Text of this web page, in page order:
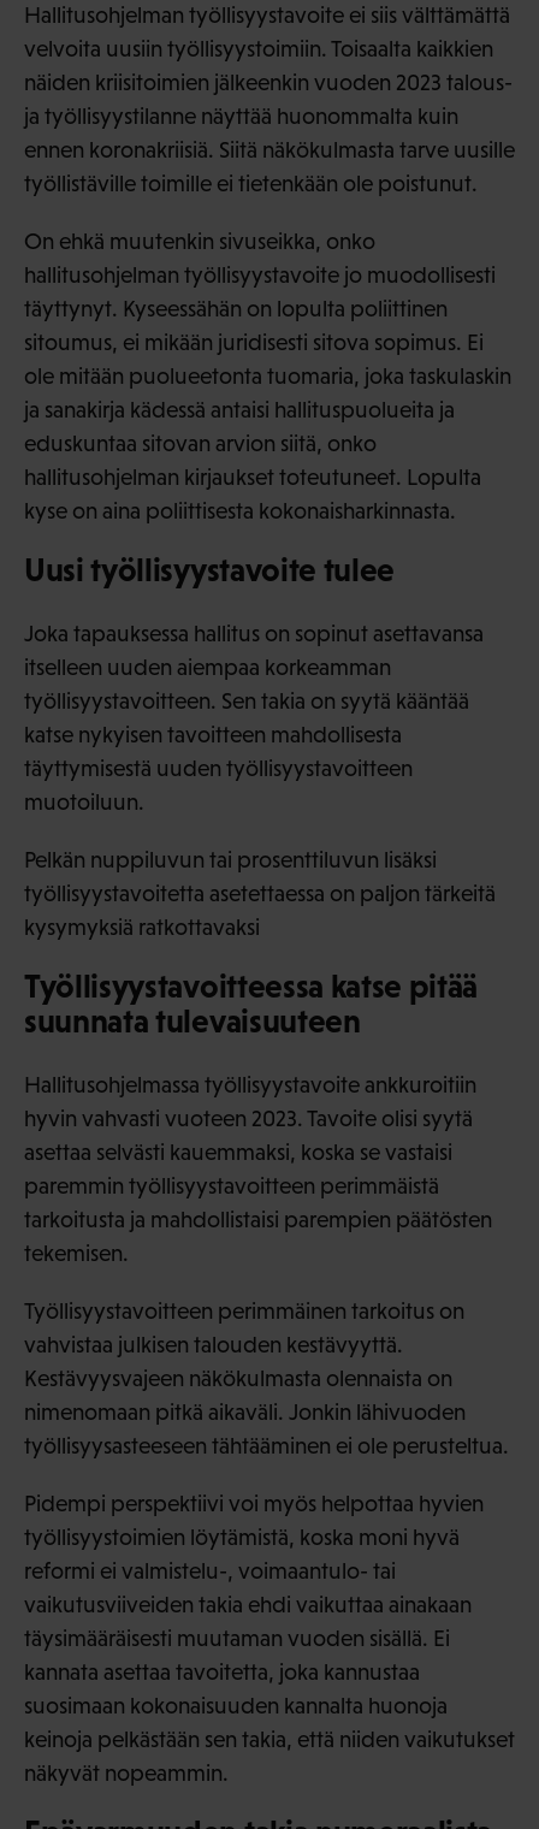
Hallitusohjelman työllisyystavoite ei siis välttämättä
velvoita uusiin työllisyystoimiin. Toisaalta kaikkien
näiden kriisitoimien jälkeenkin vuoden 2023 talous-
ja työllisyystilanne näyttää huonommalta kuin
ennen koronakriisiä. Siitä näkökulmasta tarve uusille
työllistäville toimille ei tietenkään ole poistunut.
On ehkä muutenkin sivuseikka, onko
hallitusohjelman työllisyystavoite jo muodollisesti
täyttynyt. Kyseessähän on lopulta poliittinen
sitoumus, ei mikään juridisesti sitova sopimus. Ei
ole mitään puolueetonta tuomaria, joka taskulaskin
ja sanakirja kädessä antaisi hallituspuolueita ja
eduskuntaa sitovan arvion siitä, onko
hallitusohjelman kirjaukset toteutuneet. Lopulta
kyse on aina poliittisesta kokonaisharkinnasta.
Uusi työllisyystavoite tulee
Joka tapauksessa hallitus on sopinut asettavansa
itselleen uuden aiempaa korkeamman
työllisyystavoitteen. Sen takia on syytä kääntää
katse nykyisen tavoitteen mahdollisesta
täyttymisestä uuden työllisyystavoitteen
muotoiluun.
Pelkän nuppiluvun tai prosenttiluvun lisäksi
työllisyystavoitetta asetettaessa on paljon tärkeitä
kysymyksiä ratkottavaksi
Työllisyystavoitteessa katse pitää
suunnata tulevaisuuteen
Hallitusohjelmassa työllisyystavoite ankkuroitiin
hyvin vahvasti vuoteen 2023. Tavoite olisi syytä
asettaa selvästi kauemmaksi, koska se vastaisi
paremmin työllisyystavoitteen perimmäistä
tarkoitusta ja mahdollistaisi parempien päätösten
tekemisen.
Työllisyystavoitteen perimmäinen tarkoitus on
vahvistaa julkisen talouden kestävyyttä.
Kestävyysvajeen näkökulmasta olennaista on
nimenomaan pitkä aikaväli. Jonkin lähivuoden
työllisyysasteeseen tähtääminen ei ole perusteltua.
Pidempi perspektiivi voi myös helpottaa hyvien
työllisyystoimien löytämistä, koska moni hyvä
reformi ei valmistelu-, voimaantulo- tai
vaikutusviiveiden takia ehdi vaikuttaa ainakaan
täysimääräisesti muutaman vuoden sisällä. Ei
kannata asettaa tavoitetta, joka kannustaa
suosimaan kokonaisuuden kannalta huonoja
keinoja pelkästään sen takia, että niiden vaikutukset
näkyvät nopeammin.